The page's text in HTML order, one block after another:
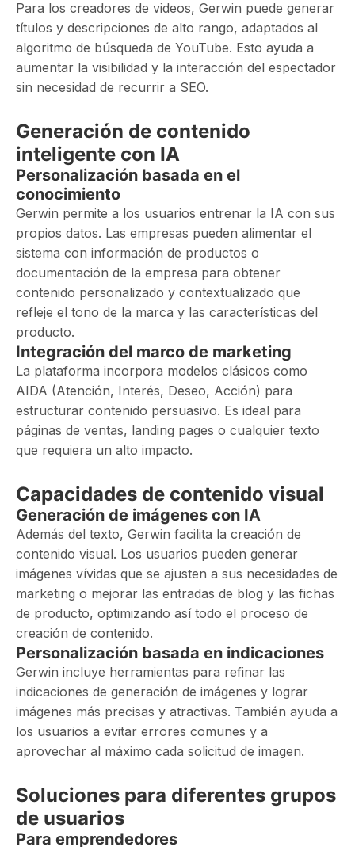
Para los creadores de videos, Gerwin puede generar
títulos y descripciones de alto rango, adaptados al
algoritmo de búsqueda de YouTube. Esto ayuda a
aumentar la visibilidad y la interacción del espectador
sin necesidad de recurrir a SEO.
Generación de contenido
inteligente con IA
Personalización basada en el
conocimiento
Gerwin permite a los usuarios entrenar la IA con sus
propios datos. Las empresas pueden alimentar el
sistema con información de productos o
documentación de la empresa para obtener
contenido personalizado y contextualizado que
refleje el tono de la marca y las características del
producto.
Integración del marco de marketing
La plataforma incorpora modelos clásicos como
AIDA (Atención, Interés, Deseo, Acción) para
estructurar contenido persuasivo. Es ideal para
páginas de ventas, landing pages o cualquier texto
que requiera un alto impacto.
Capacidades de contenido visual
Generación de imágenes con IA
Además del texto, Gerwin facilita la creación de
contenido visual. Los usuarios pueden generar
imágenes vívidas que se ajusten a sus necesidades de
marketing o mejorar las entradas de blog y las fichas
de producto, optimizando así todo el proceso de
creación de contenido.
Personalización basada en indicaciones
Gerwin incluye herramientas para refinar las
indicaciones de generación de imágenes y lograr
imágenes más precisas y atractivas. También ayuda a
los usuarios a evitar errores comunes y a
aprovechar al máximo cada solicitud de imagen.
Soluciones para diferentes grupos
de usuarios
Para emprendedores